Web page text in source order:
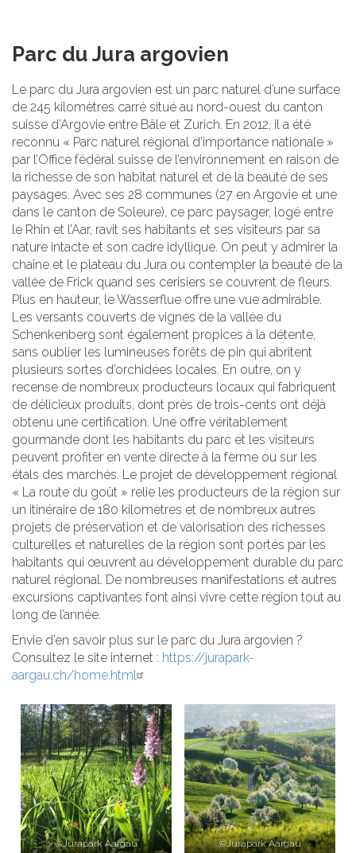
Parc du Jura argovien
Le parc du Jura argovien est un parc naturel d’une surface
de 245 kilomètres carré situé au nord-ouest du canton
suisse d’Argovie entre Bâle et Zurich. En 2012, il a été
reconnu « Parc naturel régional d’importance nationale »
par l’Office fédéral suisse de l’environnement en raison de
la richesse de son habitat naturel et de la beauté de ses
paysages. Avec ses 28 communes (27 en Argovie et une
dans le canton de Soleure), ce parc paysager, logé entre
le Rhin et l’Aar, ravit ses habitants et ses visiteurs par sa
nature intacte et son cadre idyllique. On peut y admirer la
chaîne et le plateau du Jura ou contempler la beauté de la
vallée de Frick quand ses cerisiers se couvrent de fleurs.
Plus en hauteur, le Wasserflue offre une vue admirable.
Les versants couverts de vignes de la vallée du
Schenkenberg sont également propices à la détente,
sans oublier les lumineuses forêts de pin qui abritent
plusieurs sortes d’orchidées locales. En outre, on y
recense de nombreux producteurs locaux qui fabriquent
de délicieux produits, dont près de trois-cents ont déjà
obtenu une certification. Une offre véritablement
gourmande dont les habitants du parc et les visiteurs
peuvent profiter en vente directe à la ferme ou sur les
étals des marchés. Le projet de développement régional
« La route du goût » relie les producteurs de la région sur
un itinéraire de 180 kilomètres et de nombreux autres
projets de préservation et de valorisation des richesses
culturelles et naturelles de la région sont portés par les
habitants qui œuvrent au développement durable du parc
naturel régional. De nombreuses manifestations et autres
excursions captivantes font ainsi vivre cette région tout au
long de l’année.
Envie d’en savoir plus sur le parc du Jura argovien ?
Consultez le site internet : https://jurapark-
aargau.ch/home.html
©Jurapark Aargau ©Jurapark Aargau